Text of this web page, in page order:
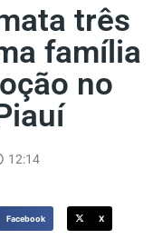
três
família
no
12:14
Facebook X